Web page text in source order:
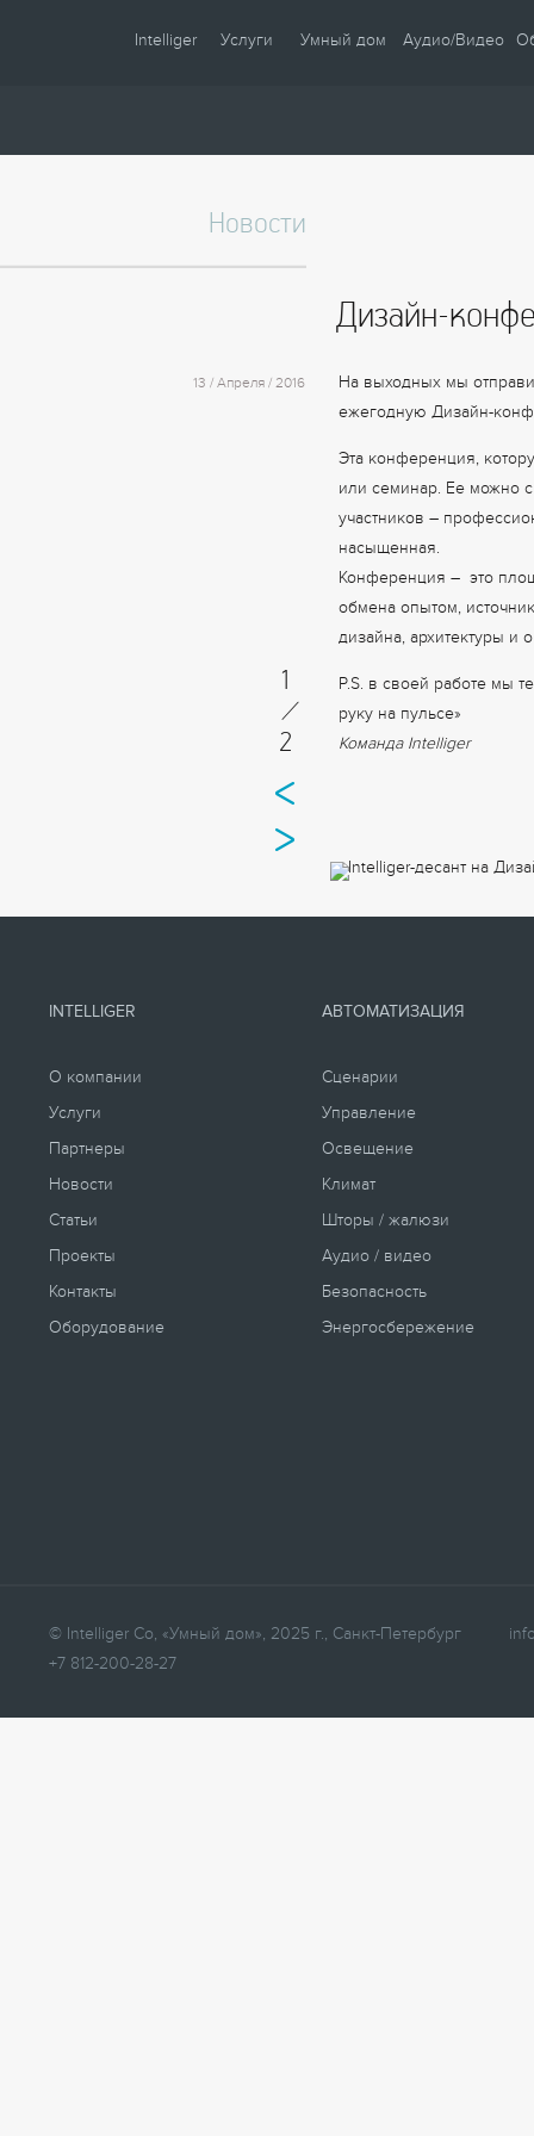
Intelliger
Партнеры
Услуги
Монтаж
Настройка
Умный дом
Управление
Климат
Аудио / Видео
Энергосбережение
Аудио/Видео
Новости
Дизайн-
13 / Апреля / 2016
На выходных мы
ежегодную Дизайн-
Эта конференция,
или семинар. Ее можно
участников –
насыщенная.
Конференция – это
обмена опытом,
дизайна, архитектуры и
P.S. в своей работе мы
руку на пульсе»
Команда Intelliger
1
/
2
INTELLIGER
О компании
Услуги
Партнеры
Новости
Статьи
Проекты
Контакты
Оборудование
АВТОМАТИЗАЦИЯ
Сценарии
Управление
Освещение
Климат
Шторы / жалюзи
Аудио / видео
Безопасность
Энергосбережение
© Intelliger Co, «Умный дом», 2025 г., Санкт-Петербург
+7 812-200-28-27